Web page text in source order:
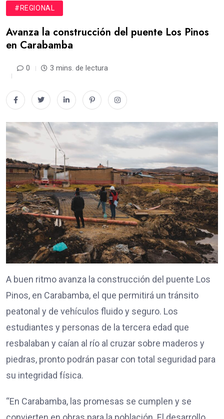
#REGIONAL
Avanza la construcción del puente Los Pinos
en Carabamba
0 3 mins. de lectura
A buen ritmo avanza la construcción del puente Los
Pinos, en Carabamba, el que permitirá un tránsito
peatonal y de vehículos fluido y seguro. Los
estudiantes y personas de la tercera edad que
resbalaban y caían al río al cruzar sobre maderos y
piedras, pronto podrán pasar con total seguridad para
su integridad física.
“En Carabamba, las promesas se cumplen y se